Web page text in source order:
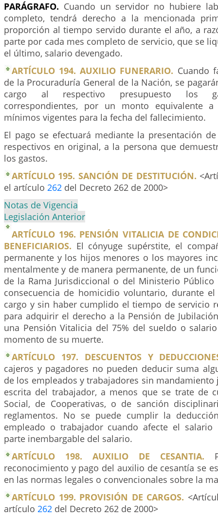
PARÁGRAFO. Cuando un servidor no hubiere
completo, tendrá derecho a la mencionada
proporción al tiempo servido durante el año, a
parte por cada mes completo de servicio, que se
el último, salario devengado.
ARTÍCULO 194. AUXILIO FUNERARIO. Cuando
de la Procuraduría General de la Nación, se
cargo al respectivo presupuesto los
correspondientes, por un monto equivalente
mínimos vigentes para la fecha del fallecimiento.
El pago se efectuará mediante la presentación
respectivos en original, a la persona que
los gastos.
ARTÍCULO 195. SANCIÓN DE DESTITUCIÓN.
el artículo 262 del Decreto 262 de 2000>
Notas de Vigencia
Legislación Anterior
ARTÍCULO 196. PENSIÓN VITALICIA DE
BENEFICIARIOS. El cónyuge supérstite, el
permanente y los hijos menores o los mayores
mentalmente y de manera permanente, de un
de la Rama Jurisdiccional o del Ministerio
consecuencia de homicidio voluntario, durante
cargo y sin haber cumplido el tiempo de servicio
para adquirir el derecho a la Pensión de
una Pensión Vitalicia del 75% del sueldo o
momento de su muerte.
ARTÍCULO 197. DESCUENTOS Y
cajeros y pagadores no pueden deducir suma
de los empleados y trabajadores sin
escrita del trabajador, a menos que se trate de
Social, de Cooperativas, o de sanción
reglamentos. No se puede cumplir la
empleado o trabajador cuando afecte el
parte inembargable del salario.
ARTÍCULO 198. AUXILIO DE CESANTIA.
reconocimiento y pago del auxilio de cesantía se
en las normas legales o convencionales sobre la
ARTÍCULO 199. PROVISIÓN DE CARGOS.
artículo 262 del Decreto 262 de 2000>